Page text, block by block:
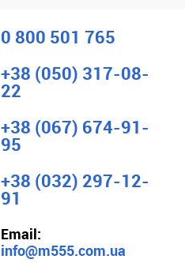
0 800 501 765
+38 (050) 317-08-
22
+38 (067) 674-91-
95
+38 (032) 297-12-
91
Email:
info@m555.com.ua